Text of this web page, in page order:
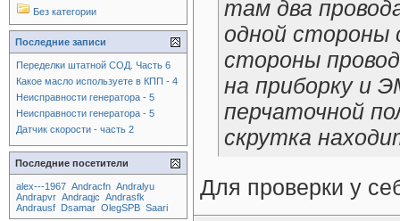
там два
одной стороны
стороны
на приборку и
перчаточной
скрутка
Для проверки у
Без категории
Последние записи
Переделки штатной СОД. Часть 6
Какое масло используете в КПП - 4
Неисправности генератора - 5
Неисправности генератора - 5
Датчик скорости - часть 2
Последние посетители
alex---1967 Andracfn Andralyu
Andrapvr Andraqjc Andrasfk
Andrausf Dsamar OlegSPB Saari